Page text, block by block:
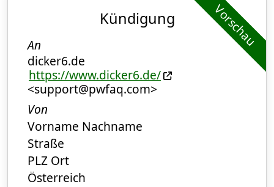
Vorschau
Kündigung
An
dicker6.de
https://www.dicker6.de/
<support@pwfaq.com>
Von
Vorname Nachname
Straße
PLZ Ort
Österreich